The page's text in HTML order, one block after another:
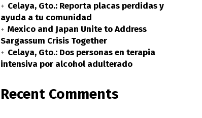
Celaya, Gto.: Reporta placas perdidas y
ayuda a tu comunidad
Mexico and Japan Unite to Address
Sargassum Crisis Together
Celaya, Gto.: Dos personas en terapia
intensiva por alcohol adulterado
Recent Comments